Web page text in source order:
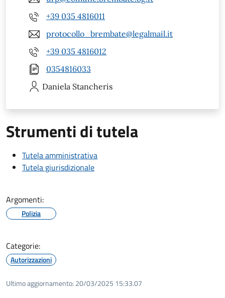
+39 035 4816011
protocollo_brembate@legalmail.it
+39 035 4816012
0354816033
Daniela Stancheris
Strumenti di tutela
Tutela amministrativa
Tutela giurisdizionale
Argomenti:
Polizia
Categorie:
Autorizzazioni
Ultimo aggiornamento: 20/03/2025 15:33.07